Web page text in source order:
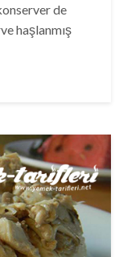
de
haşlanmış